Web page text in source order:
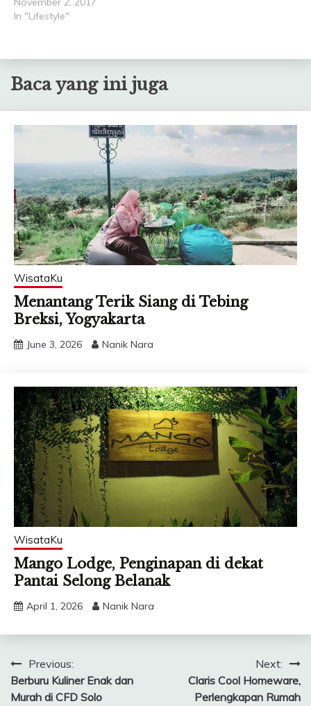
In "Lifestyle"
Baca yang ini juga
WisataKu
Menantang Terik Siang di Tebing
Breksi, Yogyakarta
June 3, 2026 Nanik Nara
WisataKu
Mango Lodge, Penginapan di dekat
Pantai Selong Belanak
April 1, 2026 Nanik Nara
Post
navigation
Previous:
Berburu Kuliner Enak dan
Murah di CFD Solo
Next:
Claris Cool Homeware,
Perlengkapan Rumah